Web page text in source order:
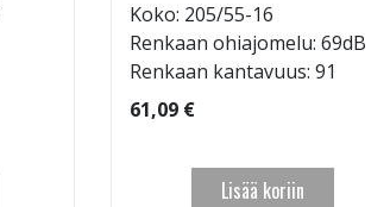
Koko: 205/55-16
Renkaan ohiajomelu: 69dB
Renkaan kantavuus: 91
61,09 €
Lisää koriin